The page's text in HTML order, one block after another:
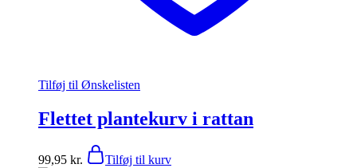
Tilføj til Ønskelisten
Flettet plantekurv i rattan
99,95 kr. Tilføj til kurv